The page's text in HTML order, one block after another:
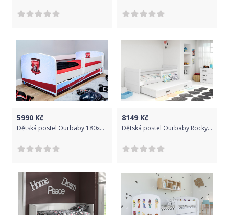
5990 Kč
Dětská postel Ourbaby 180x80 cm
8149 Kč
Dětská postel Ourbaby Rocky 190x80 cm